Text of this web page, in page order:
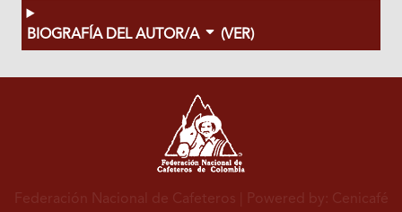
BIOGRAFÍA DEL AUTOR/A (VER)
Federación Nacional de Cafeteros | Powered by: Cenicafé